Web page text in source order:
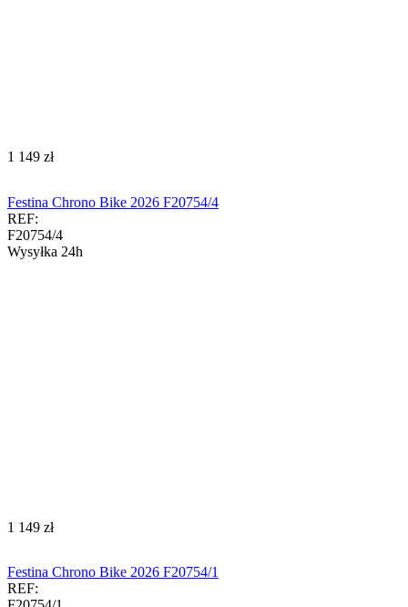
‍1 149‍ zł
Festina Chrono Bike 2026 F20754/4
REF:
F20754/4
Wysyłka 24h
‍1 149‍ zł
Festina Chrono Bike 2026 F20754/1
REF: